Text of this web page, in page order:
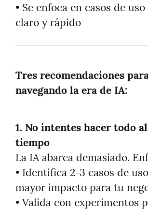
• Se enfoca en casos de
claro y rápido
Tres recomendaciones
navegando la era de IA:
1. No intentes hacer todo
tiempo
La IA abarca demasiado.
• Identifica 2-3 casos de
mayor impacto para tu
• Valida con experimentos